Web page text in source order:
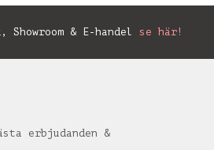
& E-handel se här!
erbjudanden &